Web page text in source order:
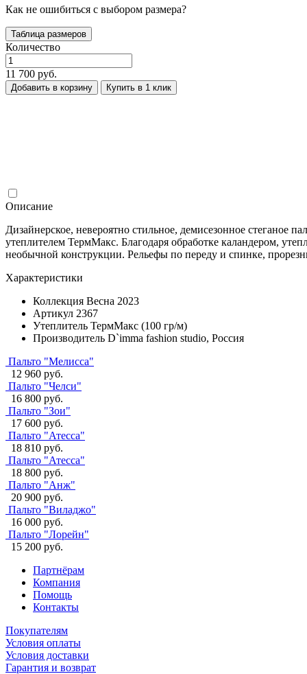
Как не ошибиться с выбором размера?
Таблица размеров
Количество
11 700 руб.
Добавить в корзину Купить в 1 клик
Описание
Дизайнерское, невероятно стильное, демисезонное стеганое
утеплителем ТермМакс. Благодаря обработке каландером,
необычной конструкции. Рельефы по переду и спинке,
Характеристики
Коллекция Весна 2023
Артикул 2367
Утеплитель ТермМакс (100 гр/м)
Производитель D`imma fashion studio, Россия
Пальто "Мелисса"
12 960 руб.
Пальто "Челси"
16 800 руб.
Пальто "Зои"
17 600 руб.
Пальто "Атесса"
18 810 руб.
Пальто "Атесса"
18 800 руб.
Пальто "Анж"
20 900 руб.
Пальто "Виладжо"
16 000 руб.
Пальто "Лорейн"
15 200 руб.
Партнёрам
Компания
Помощь
Контакты
Покупателям
Условия оплаты
Условия доставки
Гарантия и возврат